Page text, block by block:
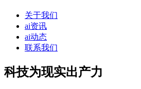
关于我们
ai资讯
ai动态
联系我们
科技为现实出产力